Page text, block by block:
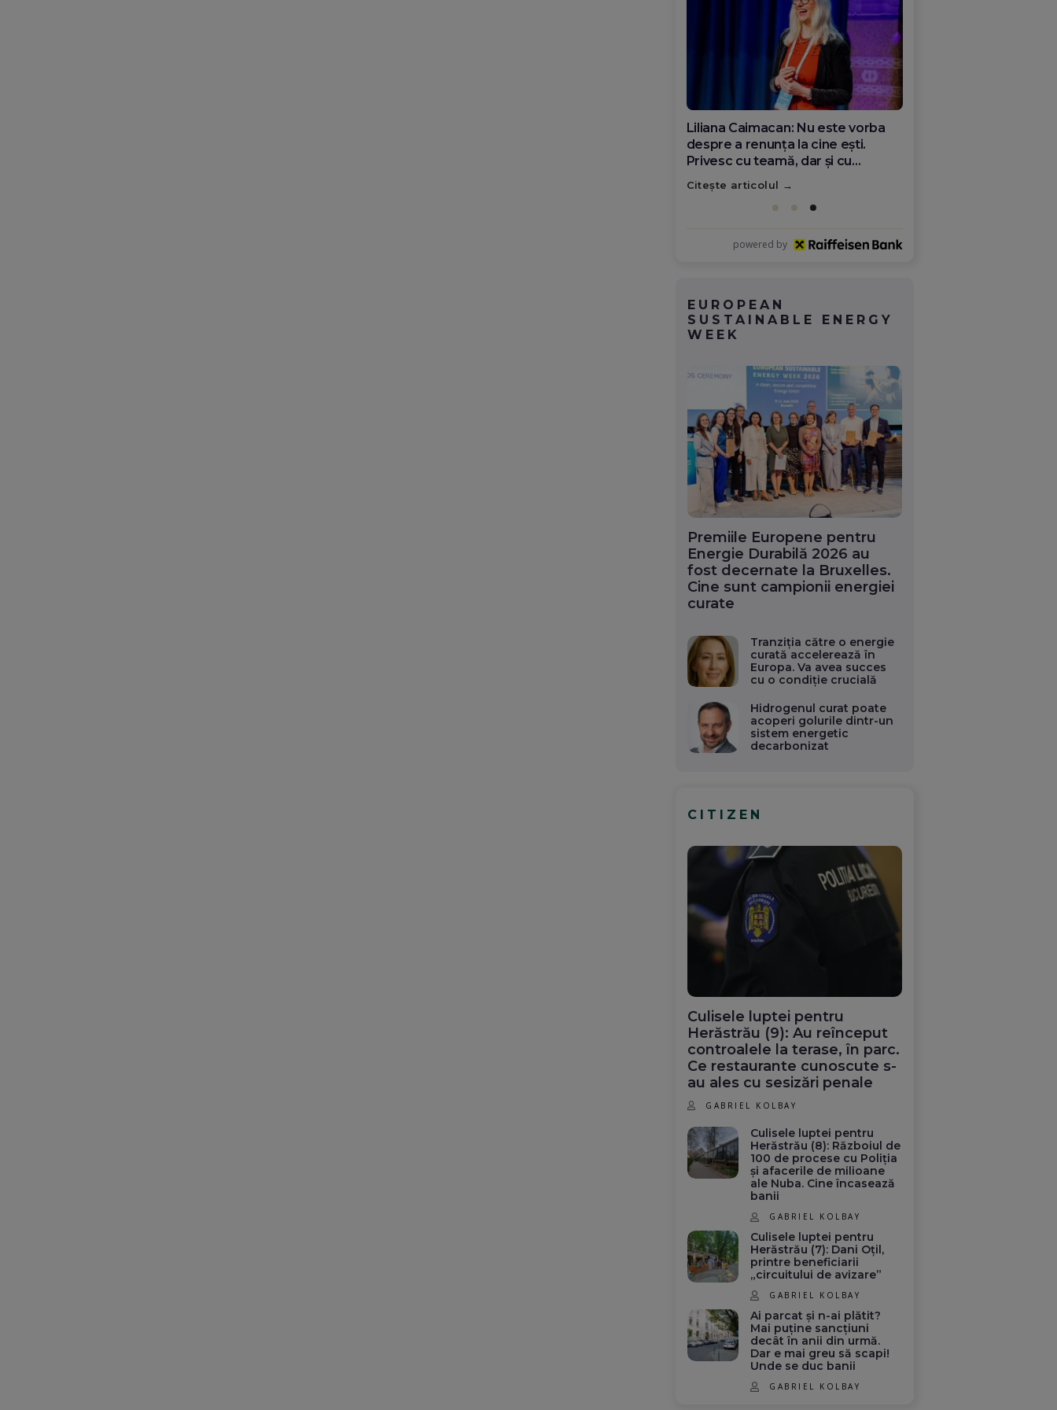
Diana Olar, românca de la Google
care demonstrează că diaspora
poate schimba România
Citește articolul
powered by
EUROPEAN
SUSTAINABLE ENERGY
WEEK
Premiile Europene pentru
Energie Durabilă 2026 au
fost decernate la Bruxelles.
Cine sunt campionii energiei
curate
Tranziția către o energie
curată accelerează în
Europa. Va avea succes
cu o condiție crucială
Hidrogenul curat poate
acoperi golurile dintr-un
sistem energetic
decarbonizat
CITIZEN
Culisele luptei pentru
Herăstrău (9): Au reînceput
controalele la terase, în parc.
Ce restaurante cunoscute s-
au ales cu sesizări penale
GABRIEL KOLBAY
Culisele luptei pentru
Herăstrău (8): Războiul de
100 de procese cu Poliția
și afacerile de milioane
ale Nuba. Cine încasează
banii
GABRIEL KOLBAY
Culisele luptei pentru
Herăstrău (7): Dani Oțil,
printre beneficiarii
„circuitului de avizare”
GABRIEL KOLBAY
Ai parcat și n-ai plătit?
Mai puține sancțiuni
decât în anii din urmă.
Dar e mai greu să scapi!
Unde se duc banii
GABRIEL KOLBAY